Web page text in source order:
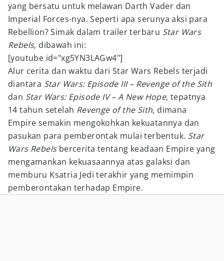
yang bersatu untuk melawan Darth Vader dan
Imperial Forces-nya. Seperti apa serunya aksi para
Rebellion? Simak dalam trailer terbaru Star Wars
Rebels, dibawah ini:
[youtube id="xg5YN3LAGw4"]
Alur cerita dan waktu dari Star Wars Rebels terjadi
diantara Star Wars: Episode III – Revenge of the Sith
dan Star Wars: Episode IV – A New Hope, tepatnya
14 tahun setelah Revenge of the Sith, dimana
Empire semakin mengokohkan kekuatannya dan
pasukan para pemberontak mulai terbentuk. Star
Wars Rebelsbercerita tentang keadaan Empire yang
mengamankan kekuasaannya atas galaksi dan
memburu Ksatria Jedi terakhir yang memimpin
pemberontakan terhadap Empire.